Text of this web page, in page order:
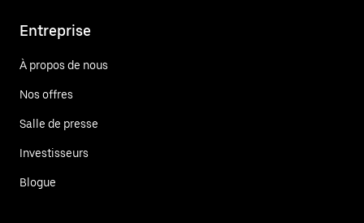
Entreprise
À propos de nous
Nos offres
Salle de presse
Investisseurs
Blogue